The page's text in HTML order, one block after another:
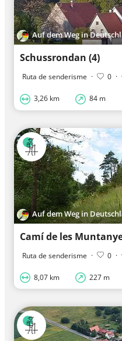
Auf dem Weg in
Schussrondan (4)
Ruta de senderisme · 0 ·
3,26 km 84 m
Auf dem Weg in
Camí de les
Ruta de senderisme · 0 ·
8,07 km 227 m